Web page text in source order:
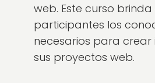
web. Este curso brinda
participantes los
necesarios para
sus proyectos web.